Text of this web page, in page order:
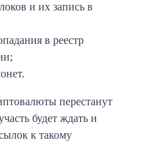
и их запись в
в реестр
перестанут
будет ждать и
к такому